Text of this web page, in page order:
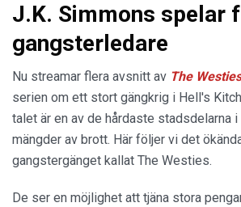
J.K. Simmons spelar
gangsterledare
Nu streamar flera avsnitt av The Westies
serien om ett stort gängkrig i Hell's
talet är en av de hårdaste stadsdelarna i
mängder av brott. Här följer vi det
gangstergänget kallat The Westies.
De ser en möjlighet att tjäna stora